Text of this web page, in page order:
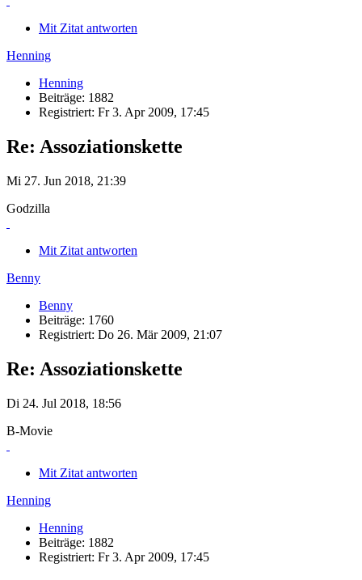
Mit Zitat antworten
Henning
Henning
Beiträge: 1882
Registriert: Fr 3. Apr 2009, 17:45
Re: Assoziationskette
Mi 27. Jun 2018, 21:39
Godzilla
Mit Zitat antworten
Benny
Benny
Beiträge: 1760
Registriert: Do 26. Mär 2009, 21:07
Re: Assoziationskette
Di 24. Jul 2018, 18:56
B-Movie
Mit Zitat antworten
Henning
Henning
Beiträge: 1882
Registriert: Fr 3. Apr 2009, 17:45